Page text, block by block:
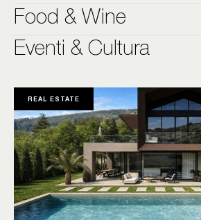
Food & Wine
Eventi & Cultura
REAL ESTATE